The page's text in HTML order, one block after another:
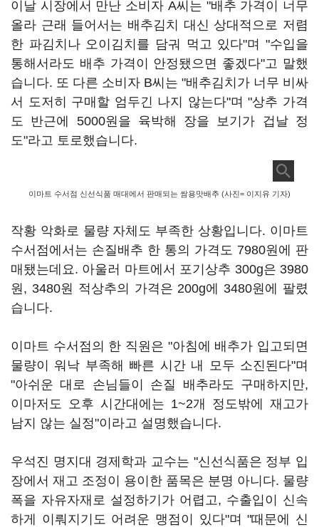
이날 시장에서 만난 소비자 A씨는 "배추 가격이 너무
올라 근래 들어서는 배추김치 대신 상대적으로 저렴
한 파김치나 오이김치를 담궈 먹고 있다"며 "수입을
통해서라도 배추 가격이 안정됐으면 좋겠다"고 말했
습니다. 또 다른 소비자 B씨는 "배추김치가 너무 비싸
서 도저히 구매할 엄두긴 나지 않는다"며 "상추 가격
도 반근에 5000원을 육박해 장을 보기가 겁날 정
도"라고 토로했습니다.
이마트 수서점 신선식품 매대에서 판매되는 쌈용맛배추 (사진= 이지유 기자)
작황 악화로 물량 자체도 부족한 상황입니다. 이마트
수서점에서는 손질배추 한 통의 가격도 7980원에 판
매됐는데요. 아울러 마트에서 포기상추 300g은 3980
원, 3480원 적상추의 가격은 200g에 3480원에 팔렸
습니다.
이마트 수서점의 한 직원은 "아침에 배추가 입고되면
물량이 워낙 부족해 빠른 시간 내 모두 소진된다"며
"아쉬운 대로 손님들이 손질 배추라도 구매하지만,
이마저도 오후 시간대에는 1~2개 정도밖에 재고가
남지 않는 실정"이라고 설명했습니다.
우석진 명지대 경제학과 교수는 "신선식품은 정부 입
장에서 재고 조정이 용이한 품목은 분명 아니다. 물량
폭을 자유자재로 설정하기가 어렵고, 수출입이 신속
하게 이뤄지기도 어려운 맹점이 있다"며 "때문에 신